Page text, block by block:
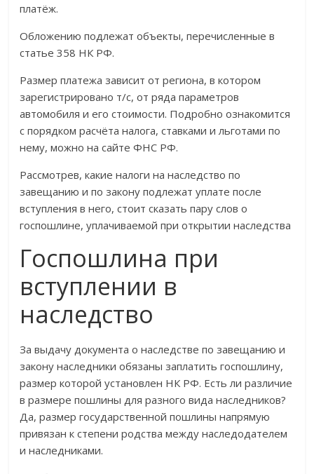
платёж.
Обложению подлежат объекты, перечисленные в
статье 358 НК РФ.
Размер платежа зависит от региона, в котором
зарегистрировано т/с, от ряда параметров
автомобиля и его стоимости. Подробно ознакомится
с порядком расчёта налога, ставками и льготами по
нему, можно на сайте ФНС РФ.
Рассмотрев, какие налоги на наследство по
завещанию и по закону подлежат уплате после
вступления в него, стоит сказать пару слов о
госпошлине, уплачиваемой при открытии наследства
Госпошлина при
вступлении в
наследство
За выдачу документа о наследстве по завещанию и
закону наследники обязаны заплатить госпошлину,
размер которой установлен НК РФ. Есть ли различие
в размере пошлины для разного вида наследников?
Да, размер государственной пошлины напрямую
привязан к степени родства между наследодателем
и наследниками.